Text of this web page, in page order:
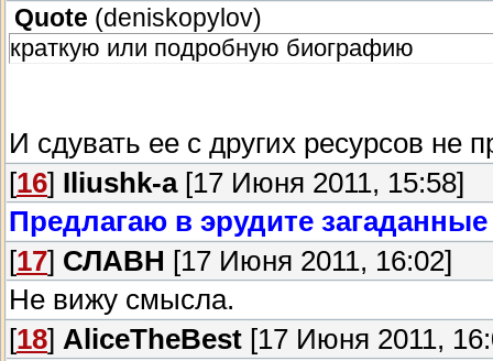
Quote (deniskopylov)
краткую или подробную биографию
И сдувать ее с других ресурсов не
[16] Iliushk-a[17 Июня 2011, 15:58]
Предлагаю в эрудите
[17] СЛАВН [17 Июня 2011, 16:02]
Не вижу смысла.
[18] AliceTheBest [17 Июня 2011,